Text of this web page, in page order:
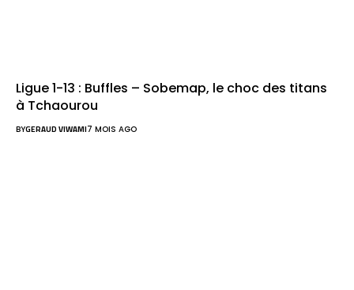
Ligue 1-13 : Buffles – Sobemap, le choc des titans
à Tchaourou
BYGERAUD VIWAMI7 MOIS AGO